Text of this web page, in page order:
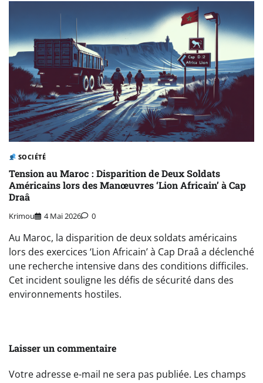
SOCIÉTÉ
Tension au Maroc : Disparition de Deux Soldats
Américains lors des Manœuvres ‘Lion Africain’ à Cap
Draâ
Krimou 4 Mai 2026 0
Au Maroc, la disparition de deux soldats américains
lors des exercices ‘Lion Africain’ à Cap Draâ a déclenché
une recherche intensive dans des conditions difficiles.
Cet incident souligne les défis de sécurité dans des
environnements hostiles.
Laisser un commentaire
Votre adresse e-mail ne sera pas publiée. Les champs